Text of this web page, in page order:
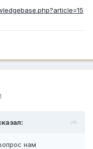
нам